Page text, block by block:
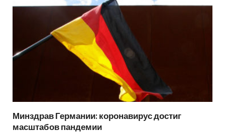
Минздрав Германии: коронавирус достиг
масштабов пандемии